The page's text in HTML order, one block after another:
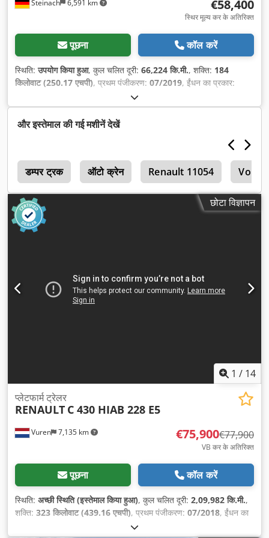
Steinach 6,591 km €58,400
स्थिर मूल्य कर के अतिरिक्त
पूछना कॉल करें
स्थिति:उपयोग किया हुआ, कुल चलित दूरी: 66,224 कि.मी., शक्ति: 184
किलोवाट (250.17 एचपी), प्रथम पंजीकरण: 07/2019, ईंधन का प्रकार:
, धुरा विन्यास:
प्रकार:यांत्रिक, उत्सर्जन श्रेणी:यूरो 6, लोडिंग स्पेस की लंबाई:6,110 मिमी,
लोडिंग स्पेस की चौड़ाई:2,460 मिमी
उपकरण:
इलेक्ट्रॉनिक स्टेबिलिटी प्रोग्राम (ESP), एबीएस, एयर कंडीशनिंग
और इस्तेमाल की गई मशीनें देखें
डम्पर ट्रक ऑटो क्रेन Renault 11054 Volvo
छोटा विज्ञापन
1 / 14
Vuren 7,135 km
प्लेटफार्म ट्रेलर
RENAULT C 430 HIAB 228 E5
€75,900€77,900
VB कर के अतिरिक्त
पूछना कॉल करें
स्थिति: अच्छी स्थिति (इस्तेमाल किया हुआ), कुल चलित दूरी: 2,09,982 कि.मी.,
शक्ति: 323 किलोवाट (439.16 एचपी), प्रथम पंजीकरण: 07/2018, ईंधन का
385/65R22,5